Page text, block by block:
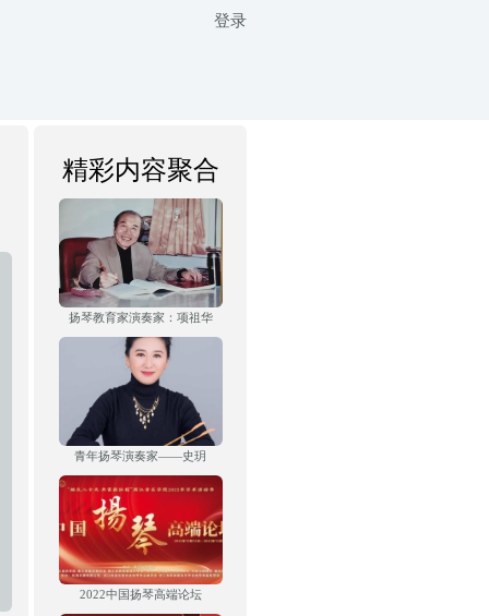
登录
精彩内容聚合
扬琴教育家演奏家：项祖华
青年扬琴演奏家——史玥
2022中国扬琴高端论坛